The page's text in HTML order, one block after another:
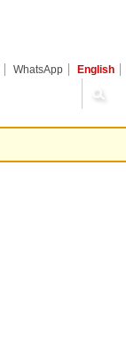
WhatsApp English